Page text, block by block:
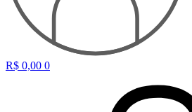
R$ 0,00 0